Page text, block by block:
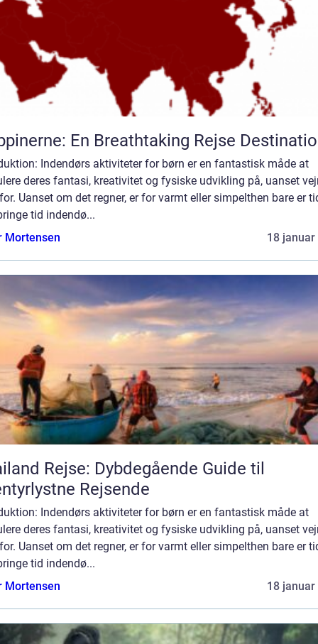
En Breathtaking Rejse
Indendørs aktiviteter for børn er en fantastisk måde at
deres fantasi, kreativitet og fysiske udvikling på, uanset
Uanset om det regner, er for varmt eller simpelthen bare er
tid indendø...
Mortensen
18 januar
Rejse: Dybdegående Guide til
Rejsende
Indendørs aktiviteter for børn er en fantastisk måde at
deres fantasi, kreativitet og fysiske udvikling på, uanset
Uanset om det regner, er for varmt eller simpelthen bare er
tid indendø...
Mortensen
18 januar